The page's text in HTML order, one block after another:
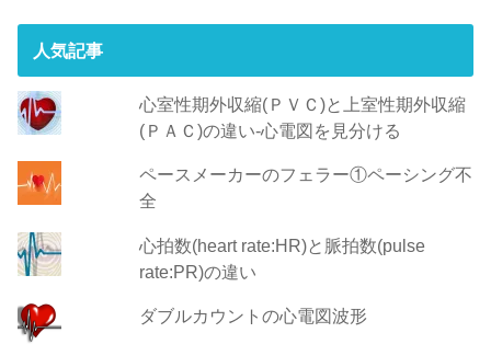
人気記事
心室性期外収縮(ＰＶＣ)と上室性期外収縮
(ＰＡＣ)の違い-心電図を見分ける
ペースメーカーのフェラー①ペーシング不
全
心拍数(heart rate:HR)と脈拍数(pulse
rate:PR)の違い
ダブルカウントの心電図波形